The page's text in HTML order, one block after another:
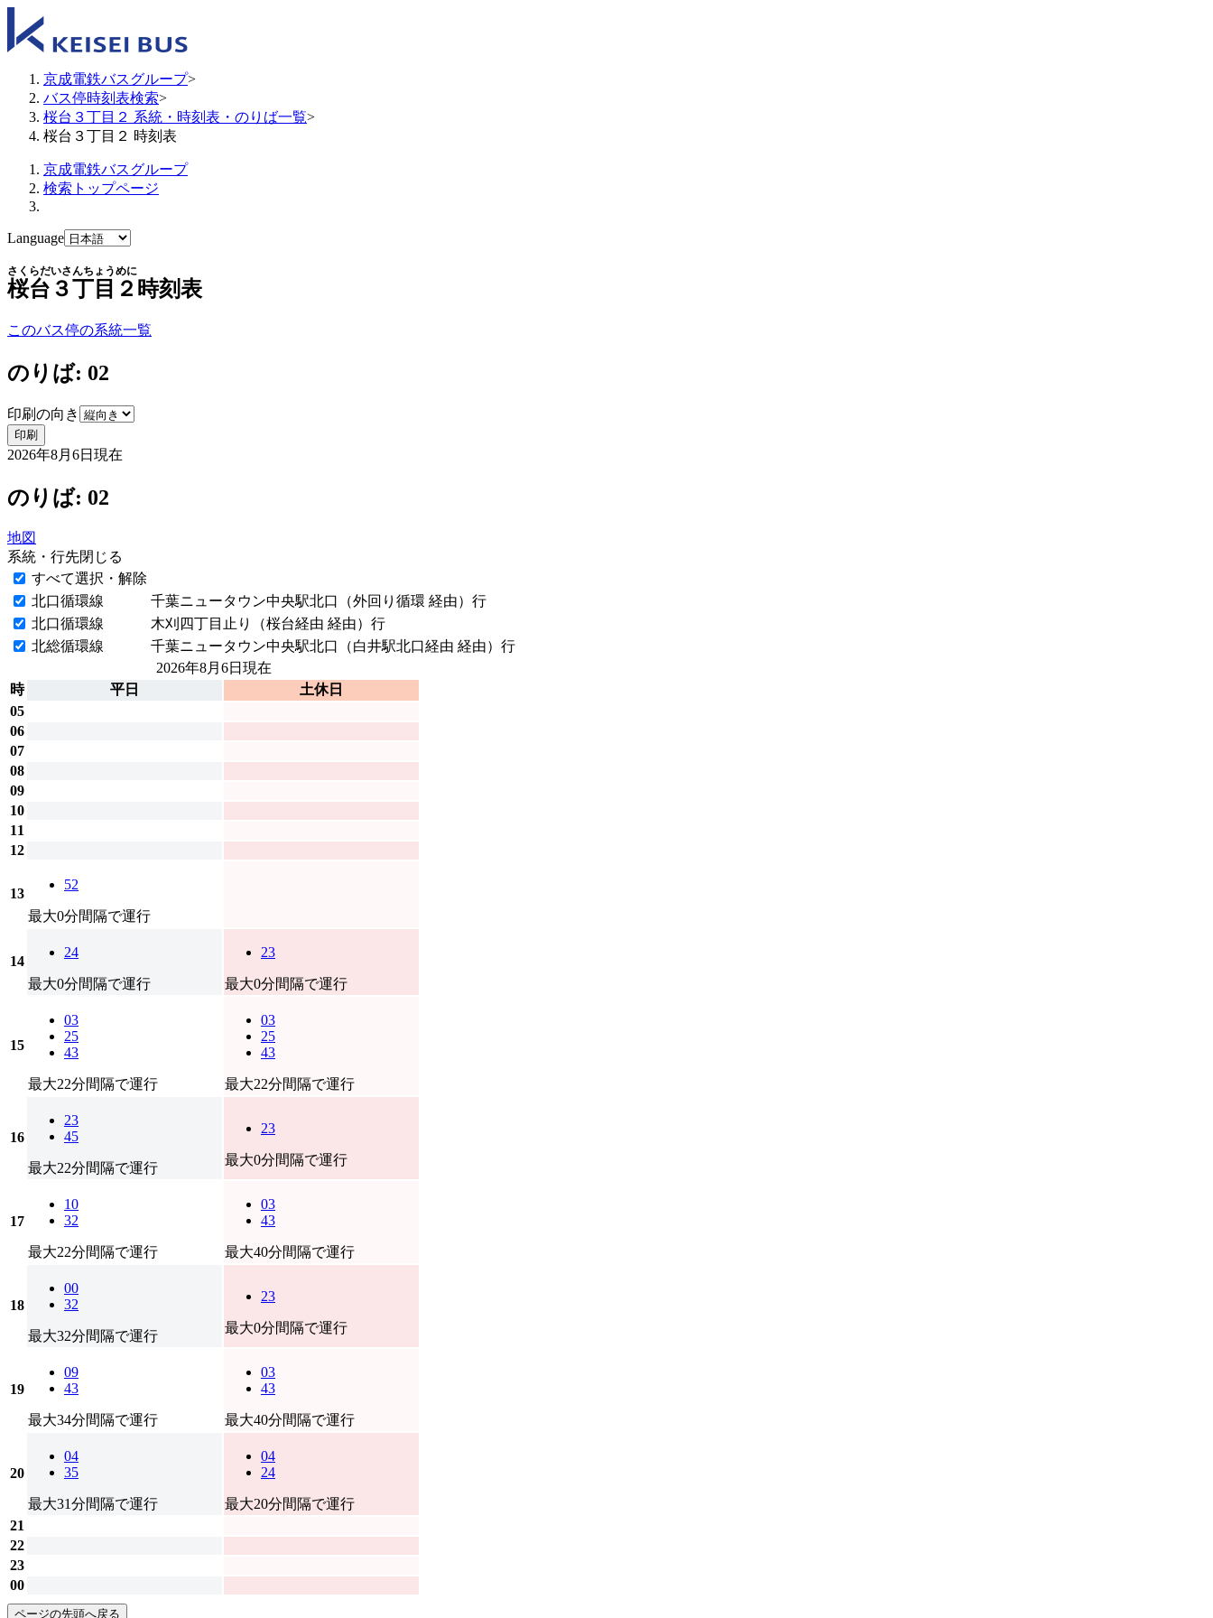
京成電鉄バスグループ>
バス停時刻表検索>
桜台３丁目２ 系統・時刻表・のりば一覧>
桜台３丁目２ 時刻表
京成電鉄バスグループ
検索トップページ
Language
桜台３丁目２
さくらだいさんちょうめに
時刻表
このバス停の系統一覧
のりば: 02
印刷の向き
印刷
2026年8月6日 現在
のりば: 02
地図
系統・行先閉じる
すべて選択・解除
北口循環線
千葉ニュータウン中央駅北口（外回り循環 経由）行
北口循環線
木刈四丁目止り（桜台経由 経由）行
北総循環線
千葉ニュータウン中央駅北口（白井駅北口経由 経由）行
2026年8月6日 現在
時
平日
土休日
05
06
07
08
09
10
11
12
13
52
最大0分間隔で運行
14
24
最大0分間隔で運行
23
最大0分間隔で運行
15
03
25
43
最大22分間隔で運行
03
25
43
最大22分間隔で運行
16
23
45
最大22分間隔で運行
23
最大0分間隔で運行
17
10
32
最大22分間隔で運行
03
43
最大40分間隔で運行
18
00
32
最大32分間隔で運行
23
最大0分間隔で運行
19
09
43
最大34分間隔で運行
03
43
最大40分間隔で運行
20
04
35
最大31分間隔で運行
04
24
最大20分間隔で運行
21
22
23
00
ページの先頭へ戻る